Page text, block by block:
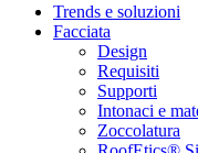
Trends e soluzioni
Facciata
Design
Requisiti
Supporti
Intonaci e
Zoccolatura